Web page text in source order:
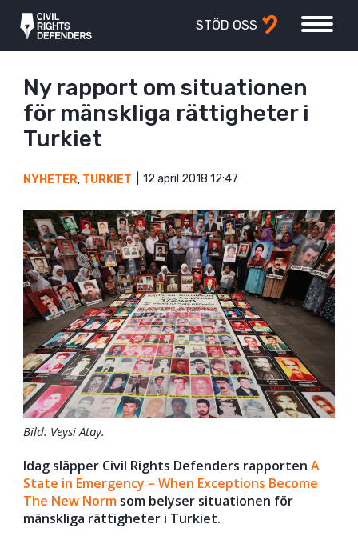
STÖD OSS
Ny rapport om situationen
för mänskliga rättigheter i
Turkiet
NYHETER, TURKIET 12 april 2018 12:47
Bild: Veysi Atay.
Idag släpper Civil Rights Defenders rapporten A
State in Emergency – When Exceptions Become
The New Norm som belyser situationen för
mänskliga rättigheter i Turkiet.